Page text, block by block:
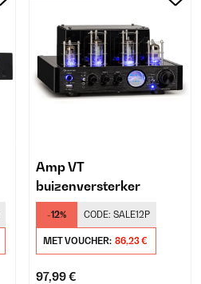
Amp VT
buizenversterker
-12% CODE: SALE12P
MET VOUCHER: 86,23 €
97,99 €